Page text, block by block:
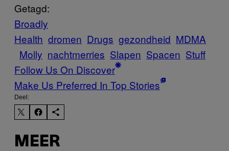
Getagd:
Broadly
Health dromen Drugs gezondheid MDMA
Molly nachtmerries Slapen Spacen Stuff
Follow Us On Discover
Make Us Preferred In Top Stories
Deel:
MEER